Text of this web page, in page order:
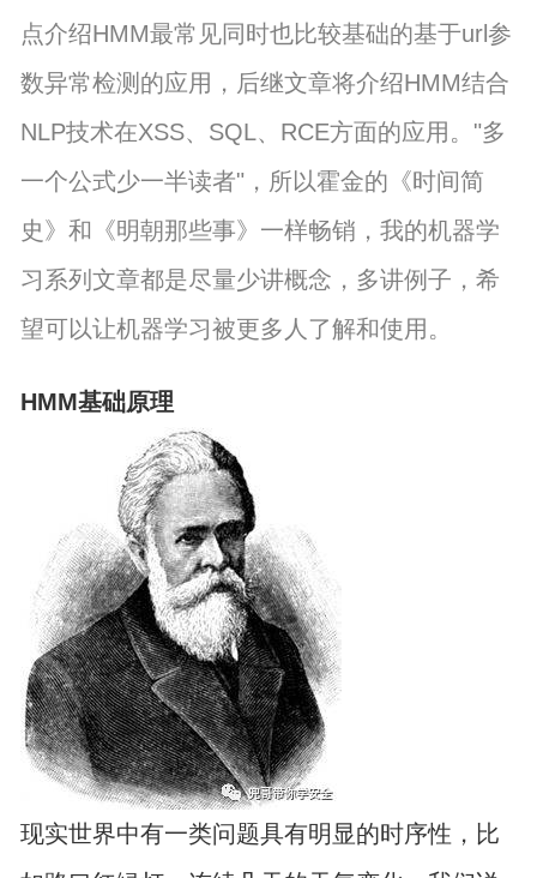
点介绍HMM最常见同时也比较基础的基于url参
数异常检测的应用，后继文章将介绍HMM结合
NLP技术在XSS、SQL、RCE方面的应用。"多
一个公式少一半读者"，所以霍金的《时间简
史》和《明朝那些事》一样畅销，我的机器学
习系列文章都是尽量少讲概念，多讲例子，希
望可以让机器学习被更多人了解和使用。
HMM基础原理
现实世界中有一类问题具有明显的时序性，比